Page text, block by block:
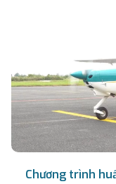
Chương trình